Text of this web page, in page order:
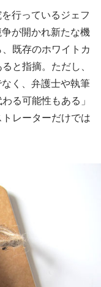
行っているジェフ
が開かれ新たな機
既存のホワイトカ
と指摘。ただし、
く、弁護士や執筆
る可能性もある」
レーターだけでは